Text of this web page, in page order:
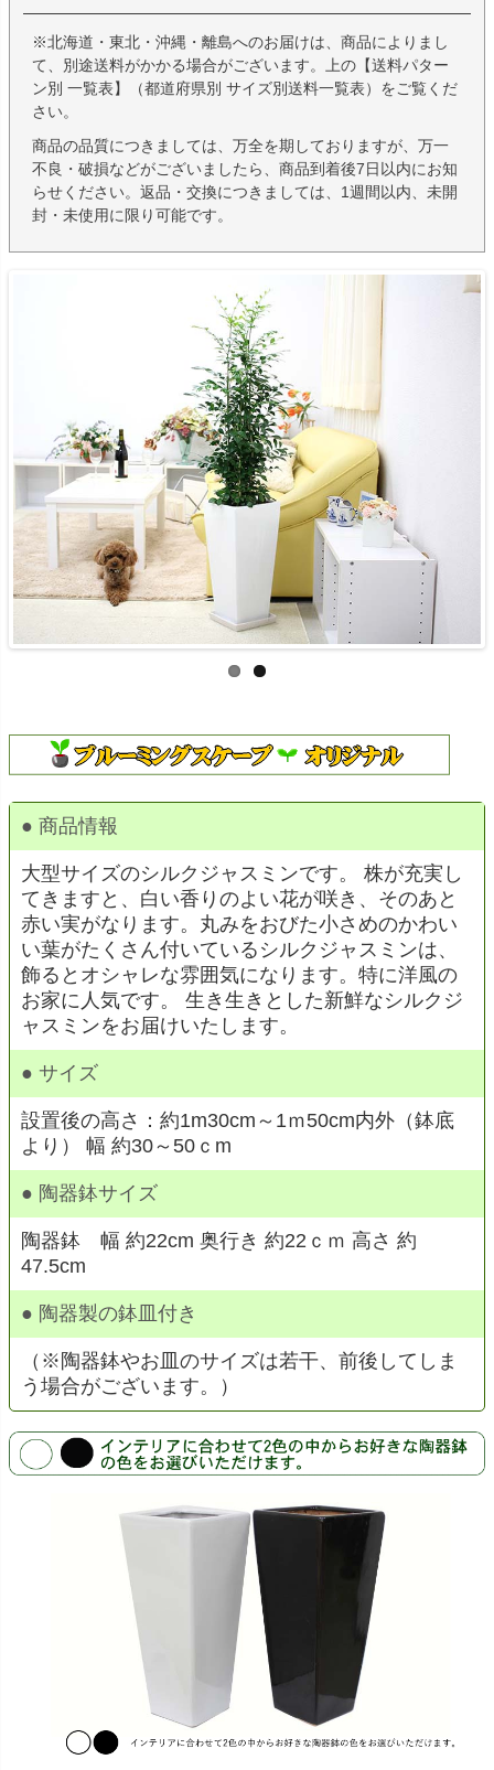
※北海道・東北・沖縄・離島へのお届けは、商品によりまし
て、別途送料がかかる場合がございます。上の【送料パター
ン別 一覧表】（都道府県別 サイズ別送料一覧表）をご覧くだ
さい。
商品の品質につきましては、万全を期しておりますが、万一
不良・破損などがございましたら、商品到着後7日以内にお知
らせください。返品・交換につきましては、1週間以内、未開
封・未使用に限り可能です。
● 商品情報
大型サイズのシルクジャスミンです。 株が充実し
てきますと、白い香りのよい花が咲き、そのあと
赤い実がなります。丸みをおびた小さめのかわい
い葉がたくさん付いているシルクジャスミンは、
飾るとオシャレな雰囲気になります。特に洋風の
お家に人気です。 生き生きとした新鮮なシルクジ
ャスミンをお届けいたします。
● サイズ
設置後の高さ：約1m30cm～1ｍ50cm内外（鉢底
より） 幅 約30～50ｃm
● 陶器鉢サイズ
陶器鉢 幅 約22cm 奥行き 約22ｃｍ 高さ 約
47.5cm
● 陶器製の鉢皿付き
（※陶器鉢やお皿のサイズは若干、前後してしま
う場合がございます。）